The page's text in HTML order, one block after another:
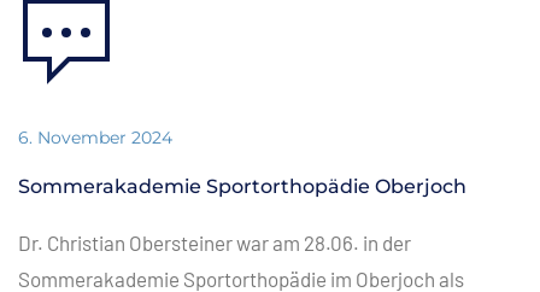
6. November 2024
Sommerakademie Sportorthopädie Oberjoch
Dr. Christian Obersteiner war am 28.06. in der
Sommerakademie Sportorthopädie im Oberjoch als